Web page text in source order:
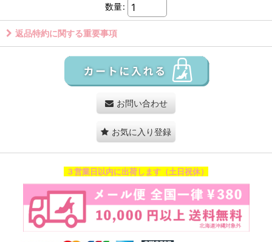
数量:
返品特約に関する重要事項
お問い合わせ
お気に入り登録
３営業日以内に出荷します（土日祝休）